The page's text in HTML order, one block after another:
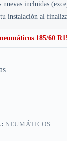
nuevas incluidas
instalación al
185/60
NEUMÁTICOS